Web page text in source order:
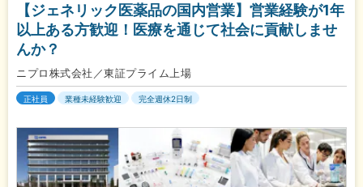
【ジェネリック医薬品の国内営業】営業経験が1年
以上ある方歓迎！医療を通じて社会に貢献しませ
んか？
ニプロ株式会社／東証プライム上場
正社員 業種未経験歓迎 完全週休2日制